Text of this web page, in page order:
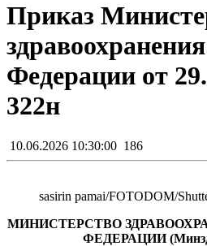
Приказ
Федерации от
322н
10.06.2026 10:30:00 186
sasirin pamai/FOTODOM/
МИНИСТЕРСТВО
ФЕДЕРАЦИИ